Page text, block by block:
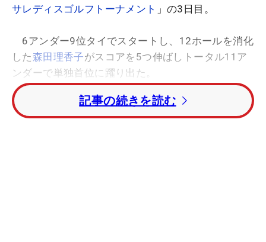
サレディスゴルフトーナメント 」の3日目。
6アンダー9位タイでスタートし、12ホールを消化
した森田理香子がスコアを5つ伸ばしトータル11ア
ンダーで単独首位に躍り出た。
12時25分現在、前半を終了した横峯さくら
はスコ
アを伸ばせずトータル8アンダー4位タイ。古閑美
記事の続きを読む